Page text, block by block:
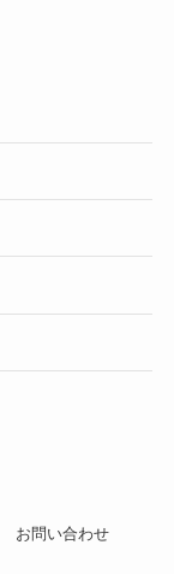
お問い合わせ